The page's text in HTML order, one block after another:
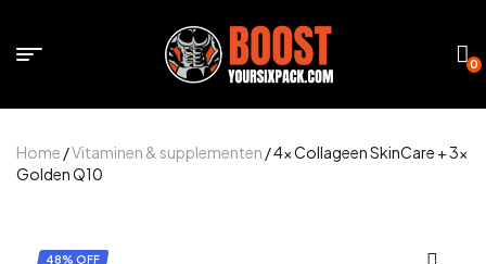
0
Home /Vitaminen & supplementen / 4x Collageen SkinCare + 3x
Golden Q10
48% OFF